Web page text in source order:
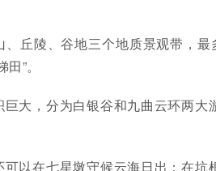
、丘陵、谷地三个地质景观带，
”。
大，分为白银谷和九曲云环两大
可以在七星墩守候云海日出；在